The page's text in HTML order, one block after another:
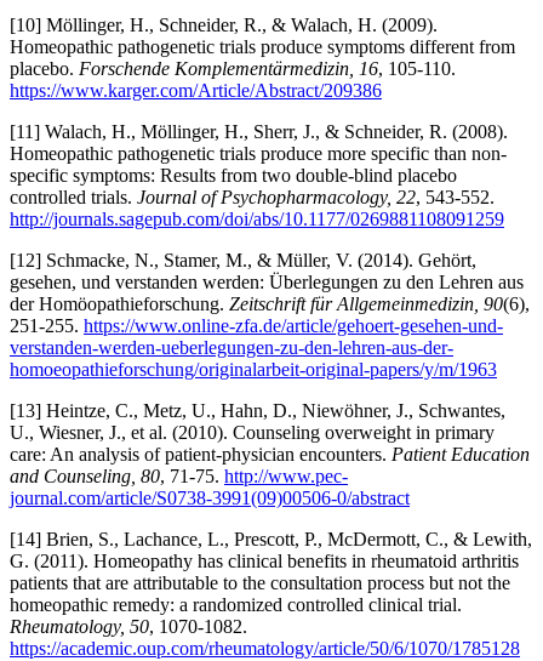
[10] Möllinger, H., Schneider, R., & Walach, H. (2009).
Homeopathic pathogenetic trials produce symptoms different from
placebo. Forschende Komplementärmedizin, 16, 105-110.
https://www.karger.com/Article/Abstract/209386
[11] Walach, H., Möllinger, H., Sherr, J., & Schneider, R. (2008).
Homeopathic pathogenetic trials produce more specific than non-
specific symptoms: Results from two double-blind placebo
controlled trials. Journal of Psychopharmacology, 22, 543-552.
http://journals.sagepub.com/doi/abs/10.1177/0269881108091259
[12] Schmacke, N., Stamer, M., & Müller, V. (2014). Gehört,
gesehen, und verstanden werden: Überlegungen zu den Lehren aus
der Homöopathieforschung. Zeitschrift für Allgemeinmedizin, 90(6),
251-255. https://www.online-zfa.de/article/gehoert-gesehen-und-
verstanden-werden-ueberlegungen-zu-den-lehren-aus-der-
homoeopathieforschung/originalarbeit-original-papers/y/m/1963
[13] Heintze, C., Metz, U., Hahn, D., Niewöhner, J., Schwantes,
U., Wiesner, J., et al. (2010). Counseling overweight in primary
care: An analysis of patient-physician encounters. Patient Education
and Counseling, 80, 71-75. http://www.pec-
journal.com/article/S0738-3991(09)00506-0/abstract
[14] Brien, S., Lachance, L., Prescott, P., McDermott, C., & Lewith,
G. (2011). Homeopathy has clinical benefits in rheumatoid arthritis
patients that are attributable to the consultation process but not the
homeopathic remedy: a randomized controlled clinical trial.
Rheumatology, 50, 1070-1082.
https://academic.oup.com/rheumatology/article/50/6/1070/1785128